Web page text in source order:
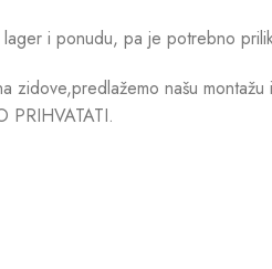
i ponudu, pa je potrebno
zidove,predlažemo našu
PRIHVATATI.